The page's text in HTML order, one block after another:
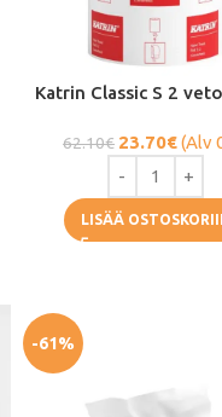
Katrin Classic S 2
62.10€ 23.70€(Alv
LISÄÄ
-61%